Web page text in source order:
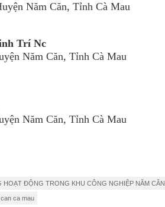
Năm Căn, Tỉnh Cà Mau
Trí Nc
Năm Căn, Tỉnh Cà Mau
Năm Căn, Tỉnh Cà Mau
HOẠT ĐỘNG TRONG KHU CÔNG NGHIỆP NĂM CĂN
ca mau